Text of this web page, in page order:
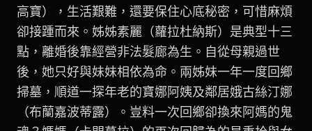
高寶），生活艱難，還要保住心底秘密，可惜麻煩
卻接踵而來。姊姊素麗（蘿拉杜納斯）是典型十三
點，離婚後靠經營非法髮廊為生。自從母親過世
後，她只好與妹妹相依為命。兩姊妹一年一度回鄉
掃墓，順道一探年老的寶娜阿姨及鄰居娥古絲汀娜
（布蘭嘉波蒂露）。豈料一次回鄉卻換來阿媽的鬼